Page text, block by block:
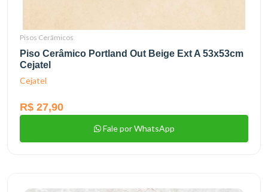
Pisos Cerâmicos
Piso Cerâmico Portland Out Beige Ext A 53x53cm
Cejatel
Cejatel
R$ 27,90
Fale por WhatsApp